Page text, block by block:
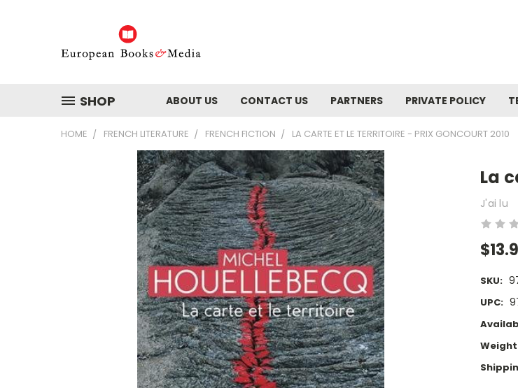
SHOP ABOUT US CONTACT US PARTNERS PRIVATE POLICY
HOME FRENCH LITERATURE FRENCH FICTION LA CARTE ET LE TERRITOIRE - PRIX GONCOURT 2010
La
J'ai lu
SKU:
UPC: